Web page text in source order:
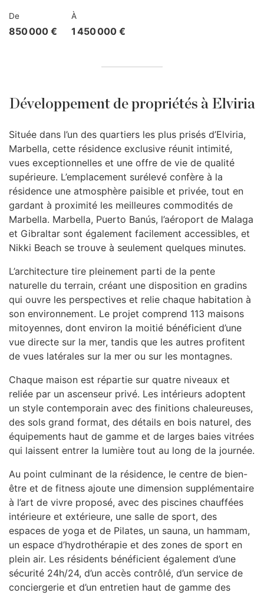
De
850 000 €
À
1 450 000 €
Développement de propriétés à Elviria
Située dans l’un des quartiers les plus prisés d’Elviria,
Marbella, cette résidence exclusive réunit intimité,
vues exceptionnelles et une offre de vie de qualité
supérieure. L’emplacement surélevé confère à la
résidence une atmosphère paisible et privée, tout en
gardant à proximité les meilleures commodités de
Marbella. Marbella, Puerto Banús, l’aéroport de Malaga
et Gibraltar sont également facilement accessibles, et
Nikki Beach se trouve à seulement quelques minutes.
L’architecture tire pleinement parti de la pente
naturelle du terrain, créant une disposition en gradins
qui ouvre les perspectives et relie chaque habitation à
son environnement. Le projet comprend 113 maisons
mitoyennes, dont environ la moitié bénéficient d’une
vue directe sur la mer, tandis que les autres profitent
de vues latérales sur la mer ou sur les montagnes.
Chaque maison est répartie sur quatre niveaux et
reliée par un ascenseur privé. Les intérieurs adoptent
un style contemporain avec des finitions chaleureuses,
des sols grand format, des détails en bois naturel, des
équipements haut de gamme et de larges baies vitrées
qui laissent entrer la lumière tout au long de la journée.
Au point culminant de la résidence, le centre de bien-
être et de fitness ajoute une dimension supplémentaire
à l’art de vivre proposé, avec des piscines chauffées
intérieure et extérieure, une salle de sport, des
espaces de yoga et de Pilates, un sauna, un hammam,
un espace d’hydrothérapie et des zones de sport en
plein air. Les résidents bénéficient également d’une
sécurité 24h/24, d’un accès contrôlé, d’un service de
conciergerie et d’un entretien haut de gamme des